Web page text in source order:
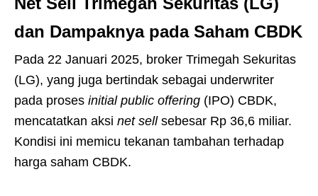
dan Dampaknya pada Saham CBDK
Pada 22 Januari 2025, broker Trimegah Sekuritas
(LG), yang juga bertindak sebagai underwriter
pada proses initial public offering (IPO) CBDK,
mencatatkan aksi net sellsebesar Rp 36,6 miliar.
Kondisi ini memicu tekanan tambahan terhadap
harga saham CBDK.